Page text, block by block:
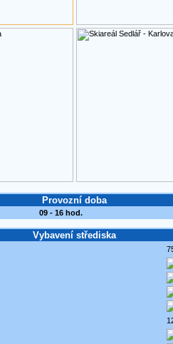
Provozní doba
09 - 16 hod.
Vybavení střediska